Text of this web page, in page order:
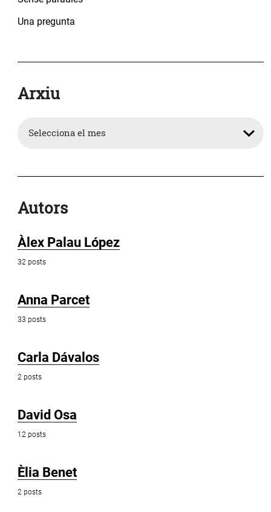
Una pregunta
Arxiu
Autors
Àlex Palau López
32 posts
Anna Parcet
33 posts
Carla Dávalos
2 posts
David Osa
12 posts
Èlia Benet
2 posts